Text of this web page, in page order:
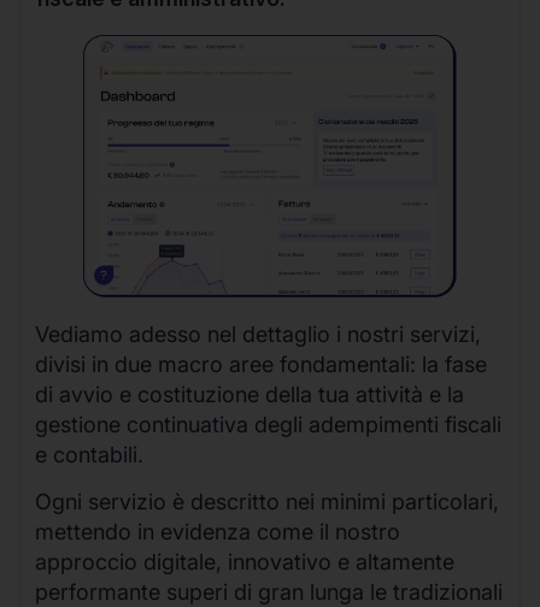
Vediamo adesso nel dettaglio i nostri servizi,
divisi in due macro aree fondamentali: la fase
di avvio e costituzione della tua attività e la
gestione continuativa degli adempimenti fiscali
e contabili.
Ogni servizio è descritto nei minimi particolari,
mettendo in evidenza come il nostro
approccio digitale, innovativo e altamente
performante superi di gran lunga le tradizionali